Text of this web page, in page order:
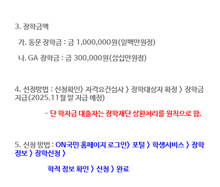
3. 장학금액
가. 동문 장학금 : 금 1,000,000원(일백만원정)
나. GA 장학금 : 금 300,000원(삼십만원정)
4. 선정방법 : 신청확인> 자격요건심사 > 장학대상자 확정 > 장학금
지급(2025.11월 말 지급 에정)
- 단 학자금 대출자는 장학재단 상환처리를 원칙으로 함.
5. 신청 방법 : ON국민 홈페이지 로그인> 포털 > 학생서비스 > 장학
정보 > 장학신청 >
학적 정보 확인 > 신청 > 완료